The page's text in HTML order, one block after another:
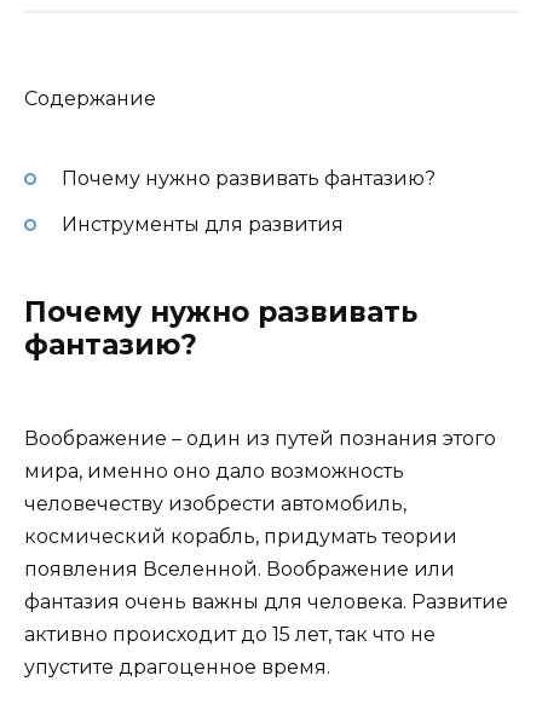
Содержание
Почему нужно развивать фантазию?
Инструменты для развития
Почему нужно развивать
фантазию?
Воображение – один из путей познания этого
мира, именно оно дало возможность
человечеству изобрести автомобиль,
космический корабль, придумать теории
появления Вселенной. Воображение или
фантазия очень важны для человека. Развитие
активно происходит до 15 лет, так что не
упустите драгоценное время.